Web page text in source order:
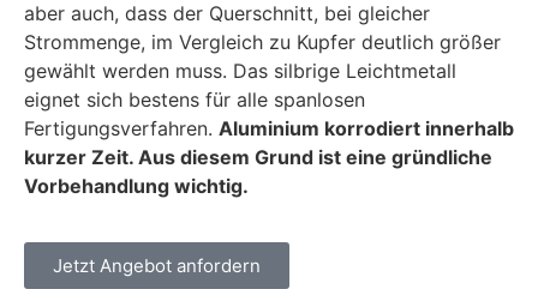
aber auch, dass der Querschnitt, bei gleicher
Strommenge, im Vergleich zu Kupfer deutlich größer
gewählt werden muss. Das silbrige Leichtmetall
eignet sich bestens für alle spanlosen
Fertigungsverfahren. Aluminium korrodiert innerhalb
kurzer Zeit. Aus diesem Grund ist eine gründliche
Vorbehandlung wichtig.
Jetzt Angebot anfordern